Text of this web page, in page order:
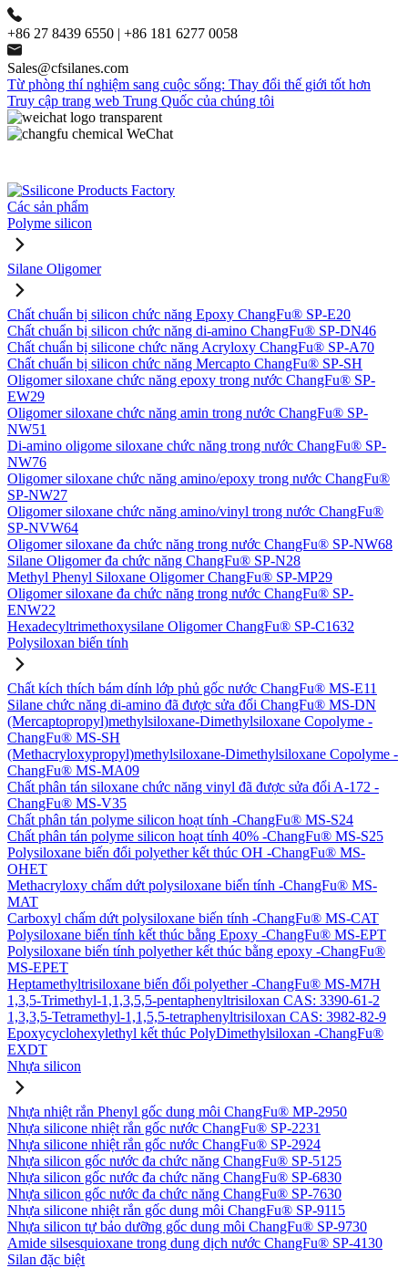
+86 27 8439 6550 | +86 181 6277 0058
Sales@cfsilanes.com
Từ phòng thí nghiệm sang cuộc sống: Thay đổi thế giới tốt hơn
Truy cập trang web Trung Quốc của chúng tôi
Các sản phẩm
Polyme silicon
Silane Oligomer
Chất chuẩn bị silicon chức năng Epoxy ChangFu® SP-E20
Chất chuẩn bị silicon chức năng di-amino ChangFu® SP-DN46
Chất chuẩn bị silicone chức năng Acryloxy ChangFu® SP-A70
Chất chuẩn bị silicon chức năng Mercapto ChangFu® SP-SH
Oligomer siloxane chức năng epoxy trong nước ChangFu® SP-
EW29
Oligomer siloxane chức năng amin trong nước ChangFu® SP-
NW51
Di-amino oligome siloxane chức năng trong nước ChangFu® SP-
NW76
Oligomer siloxane chức năng amino/epoxy trong nước ChangFu®
SP-NW27
Oligomer siloxane chức năng amino/vinyl trong nước ChangFu®
SP-NVW64
Oligomer siloxane đa chức năng trong nước ChangFu® SP-NW68
Silane Oligomer đa chức năng ChangFu® SP-N28
Methyl Phenyl Siloxane Oligomer ChangFu® SP-MP29
Oligomer siloxane đa chức năng trong nước ChangFu® SP-
ENW22
Hexadecyltrimethoxysilane Oligomer ChangFu® SP-C1632
Polysiloxan biến tính
Chất kích thích bám dính lớp phủ gốc nước ChangFu® MS-E11
Silane chức năng di-amino đã được sửa đổi ChangFu® MS-DN
(Mercaptopropyl)methylsiloxane-Dimethylsiloxane Copolyme -
ChangFu® MS-SH
(Methacryloxypropyl)methylsiloxane-Dimethylsiloxane Copolyme -
ChangFu® MS-MA09
Chất phân tán siloxane chức năng vinyl đã được sửa đổi A-172 -
ChangFu® MS-V35
Chất phân tán polyme silicon hoạt tính -ChangFu® MS-S24
Chất phân tán polyme silicon hoạt tính 40% -ChangFu® MS-S25
Polysiloxane biến đổi polyether kết thúc OH -ChangFu® MS-
OHET
Methacryloxy chấm dứt polysiloxane biến tính -ChangFu® MS-
MAT
Carboxyl chấm dứt polysiloxane biến tính -ChangFu® MS-CAT
Polysiloxane biến tính kết thúc bằng Epoxy -ChangFu® MS-EPT
Polysiloxane biến tính polyether kết thúc bằng epoxy -ChangFu®
MS-EPET
Heptamethyltrisiloxane biến đổi polyether -ChangFu® MS-M7H
1,3,5-Trimethyl-1,1,3,5,5-pentaphenyltrisiloxan CAS: 3390-61-2
1,3,3,5-Tetramethyl-1,1,5,5-tetraphenyltrisiloxan CAS: 3982-82-9
Epoxycyclohexylethyl kết thúc PolyDimethylsiloxan -ChangFu®
EXDT
Nhựa silicon
Nhựa nhiệt rắn Phenyl gốc dung môi ChangFu® MP-2950
Nhựa silicone nhiệt rắn gốc nước ChangFu® SP-2231
Nhựa silicone nhiệt rắn gốc nước ChangFu® SP-2924
Nhựa silicon gốc nước đa chức năng ChangFu® SP-5125
Nhựa silicon gốc nước đa chức năng ChangFu® SP-6830
Nhựa silicon gốc nước đa chức năng ChangFu® SP-7630
Nhựa silicone nhiệt rắn gốc dung môi ChangFu® SP-9115
Nhựa silicon tự bảo dưỡng gốc dung môi ChangFu® SP-9730
Amide silsesquioxane trong dung dịch nước ChangFu® SP-4130
Silan đặc biệt